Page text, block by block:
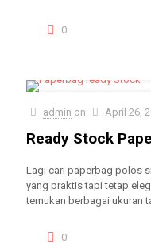
0
admin on April 26,
Ready Stock
Lagi cari paperbag polos
yang praktis tapi tetap
temukan berbagai ukuran
0